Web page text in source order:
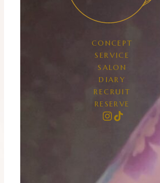
CONCEPT
SERVICE
SALON
DIARY
RECRUIT
RESERVE
Instagram
TikTok